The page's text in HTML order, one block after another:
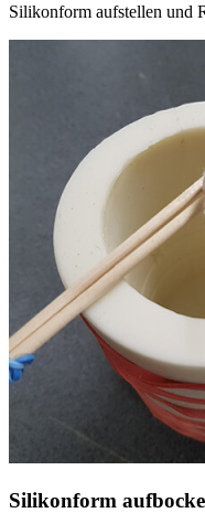
Silikonform aufstellen und
Silikonform